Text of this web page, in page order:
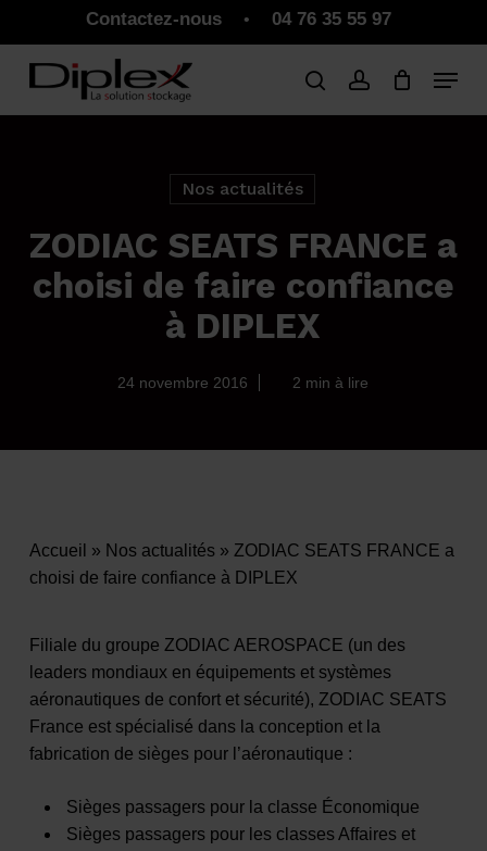
main
content
Contactez-nous • 04 76 35 55 97
Panier Close
Nos actualités
ZODIAC SEATS FRANCE a
choisi de faire confiance
à DIPLEX
24 novembre 2016 2 min à lire
Accueil » Nos actualités» ZODIAC SEATS FRANCE a
choisi de faire confiance à DIPLEX
Filiale du groupe ZODIAC AEROSPACE (un des
leaders mondiaux en équipements et systèmes
aéronautiques de confort et sécurité), ZODIAC SEATS
France est spécialisé dans la conception et la
fabrication de sièges pour l’aéronautique :
Sièges passagers pour la classe Économique
Sièges passagers pour les classes Affaires et
Menu